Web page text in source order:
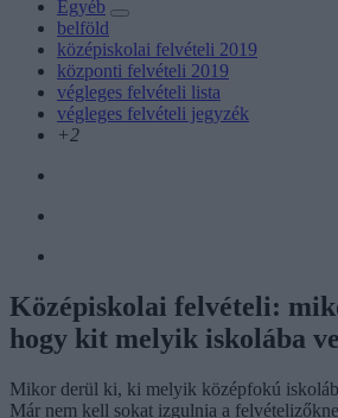
Egyéb
belföld
középiskolai felvételi 2019
központi felvételi 2019
végleges felvételi lista
végleges felvételi jegyzék
+2
Középiskolai felvételi:
hogy kit melyik iskolába
Mikor derül ki, ki melyik középfokú
Már nem kell sokat izgulnia a